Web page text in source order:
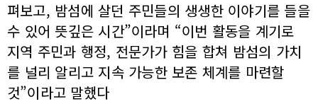
펴보고, 밤섬에 살던 주민들의 생생한 이야기를 들을
수 있어 뜻깊은 시간”이라며 “이번 활동을 계기로
지역 주민과 행정, 전문가가 힘을 합쳐 밤섬의 가치
를 널리 알리고 지속 가능한 보존 체계를 마련할
것”이라고 말했다